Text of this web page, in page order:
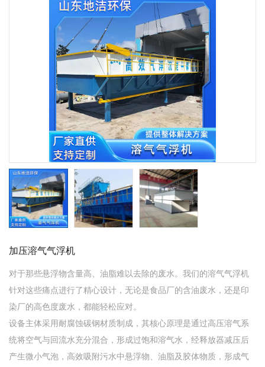
加压溶气气浮机
对于那些悬浮物含量高、油脂难以去除的废水。我们的溶气气浮机
针对这些痛点进行了精心设计，无论是食品厂的含油废水，还是印
染厂的高色度废水，都能轻松应对。
设备主体采用耐腐蚀碳钢材质制成，其核心原理是通过高压溶气系
统将空气与回流水充分混合，形成过饱和溶气水，经释放器减压后
产生微小气泡，高效吸附污水中悬浮物、油脂及胶体物质，形成气